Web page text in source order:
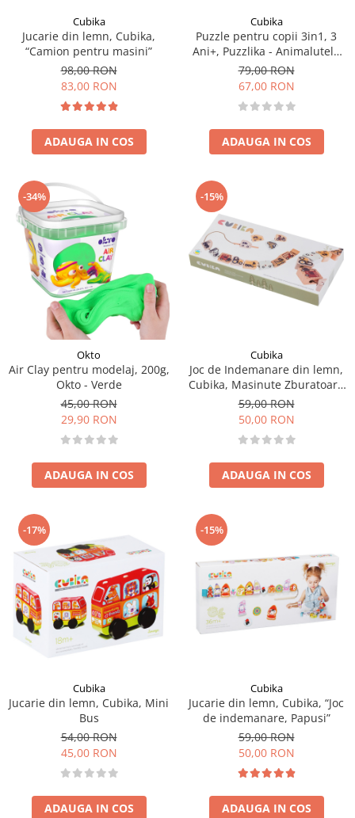
Cubika
Jucarie din lemn, Cubika,
“Camion pentru masini”
98,00 RON
83,00 RON
ADAUGA IN COS
Cubika
Puzzle pentru copii 3in1, 3
Ani+, Puzzlika - Animalutele
preferate
79,00 RON
67,00 RON
ADAUGA IN COS
-34%
Okto
Air Clay pentru modelaj, 200g,
Okto - Verde
45,00 RON
29,90 RON
ADAUGA IN COS
-15%
Cubika
Joc de Indemanare din lemn,
Cubika, Masinute Zburatoare
- Pastel
59,00 RON
50,00 RON
ADAUGA IN COS
-17%
Cubika
Jucarie din lemn, Cubika, Mini
Bus
54,00 RON
45,00 RON
ADAUGA IN COS
-15%
Cubika
Jucarie din lemn, Cubika, “Joc
de indemanare, Papusi”
59,00 RON
50,00 RON
ADAUGA IN COS